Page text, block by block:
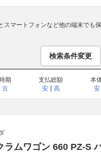
スマートフォンなど他の端末でも
検索条件変更
期
古
支払総額
安
高
本
安
ラムワゴン 660 PZ-S